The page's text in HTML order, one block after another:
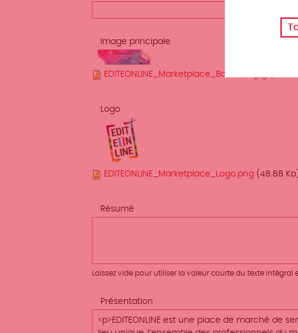
Image principale
EDITEONLINE_Marketplace_Bannière.jpg
Logo
EDITEONLINE_Marketplace_Logo.png (48.88
Résumé
Laissez vide pour utiliser la valeur courte du texte intégral
Présentation